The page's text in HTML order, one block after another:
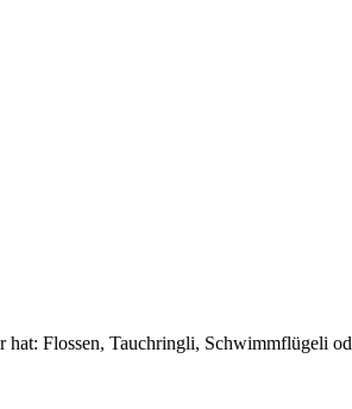
Flossen, Tauchringli, Schwimmflügeli